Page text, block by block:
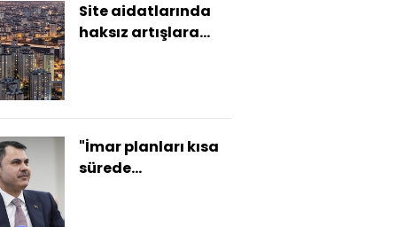
Site aidatlarında
haksız artışlara
"İmar planları kısa
sürede